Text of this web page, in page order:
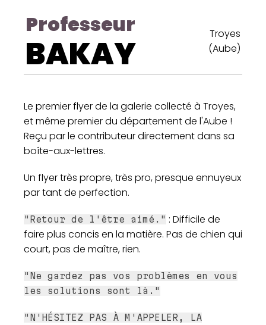
Professeur
BAKAY
Troyes
(Aube)
Le premier flyer de la galerie collecté à Troyes,
et même premier du département de l'Aube !
Reçu par le contributeur directement dans sa
boîte-aux-lettres.
Un flyer très propre, très pro, presque ennuyeux
par tant de perfection.
"Retour de l'être aimé." : Difficile de
faire plus concis en la matière. Pas de chien qui
court, pas de maître, rien.
"Ne gardez pas vos problèmes en vous
les solutions sont là."
"N'HÉSITEZ PAS À M'APPELER, LA